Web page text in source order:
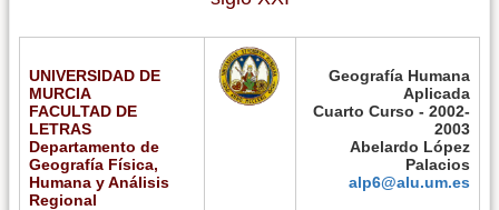
UNIVERSIDAD DE
MURCIA
FACULTAD DE
LETRAS
Departamento de
Geografía Física,
Humana y Análisis
Regional
Geografía Humana
Aplicada
Cuarto Curso - 2002-
2003
Abelardo López
Palacios
alp6@alu.um.es